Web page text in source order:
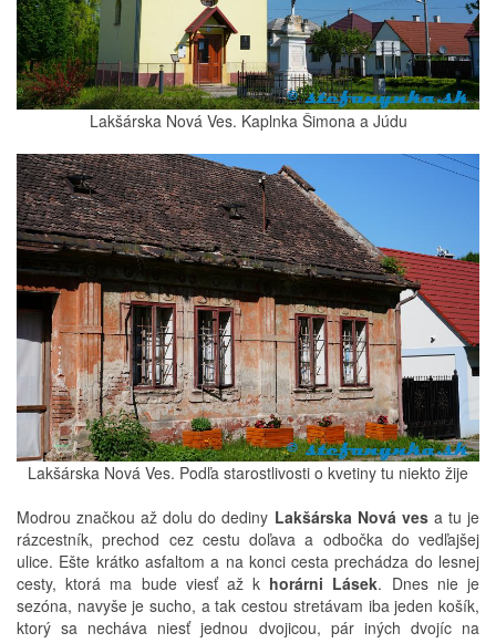
Lakšárska Nová Ves. Kaplnka Šimona a Júdu
Lakšárska Nová Ves. Podľa starostlivosti o kvetiny tu niekto žije
Modrou značkou až dolu do dediny Lakšárska Nová vesa tu je
rázcestník, prechod cez cestu doľava a odbočka do vedľajšej
ulice. Ešte krátko asfaltom a na konci cesta prechádza do lesnej
cesty, ktorá ma bude viesť až k horárni Lásek. Dnes nie je
sezóna, navyše je sucho, a tak cestou stretávam iba jeden košík,
ktorý sa necháva niesť jednou dvojicou, pár iných dvojíc na